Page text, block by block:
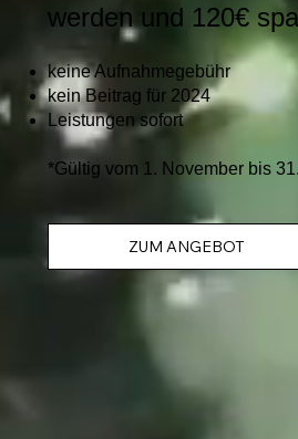
werden und 120€
keine Aufnahmegebühr
kein Beitrag für 2024
Leistungen sofort
*Gültig vom 1. November bis
ZUM ANGEBOT